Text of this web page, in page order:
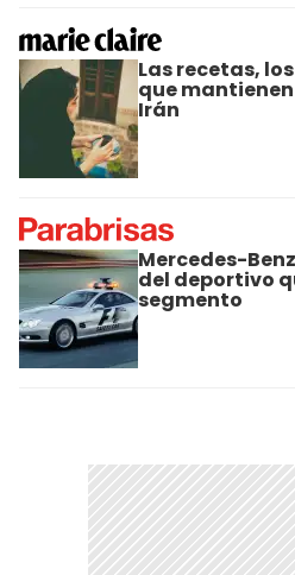
Las recetas,
que
Irán
Mercedes-Benz
del deportivo
segmento